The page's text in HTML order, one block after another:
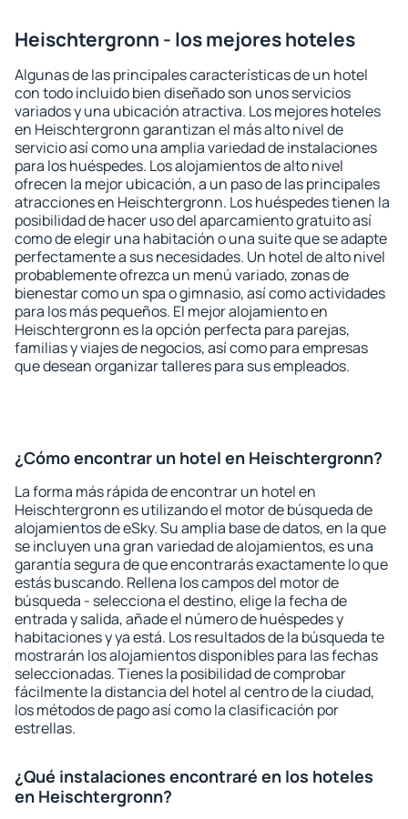
Heischtergronn - los mejores hoteles
Algunas de las principales características de un hotel
con todo incluido bien diseñado son unos servicios
variados y una ubicación atractiva. Los mejores hoteles
en Heischtergronn garantizan el más alto nivel de
servicio así como una amplia variedad de instalaciones
para los huéspedes. Los alojamientos de alto nivel
ofrecen la mejor ubicación, a un paso de las principales
atracciones en Heischtergronn. Los huéspedes tienen la
posibilidad de hacer uso del aparcamiento gratuito así
como de elegir una habitación o una suite que se adapte
perfectamente a sus necesidades. Un hotel de alto nivel
probablemente ofrezca un menú variado, zonas de
bienestar como un spa o gimnasio, así como actividades
para los más pequeños. El mejor alojamiento en
Heischtergronn es la opción perfecta para parejas,
familias y viajes de negocios, así como para empresas
que desean organizar talleres para sus empleados.
¿Cómo encontrar un hotel en Heischtergronn?
La forma más rápida de encontrar un hotel en
Heischtergronn es utilizando el motor de búsqueda de
alojamientos de eSky. Su amplia base de datos, en la que
se incluyen una gran variedad de alojamientos, es una
garantía segura de que encontrarás exactamente lo que
estás buscando. Rellena los campos del motor de
búsqueda - selecciona el destino, elige la fecha de
entrada y salida, añade el número de huéspedes y
habitaciones y ya está. Los resultados de la búsqueda te
mostrarán los alojamientos disponibles para las fechas
seleccionadas. Tienes la posibilidad de comprobar
fácilmente la distancia del hotel al centro de la ciudad,
los métodos de pago así como la clasificación por
estrellas.
¿Qué instalaciones encontraré en los hoteles
en Heischtergronn?